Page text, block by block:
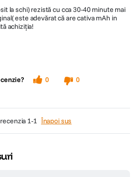
la schi) rezistă cu cca 30-40 minute mai
este adevărat că are cativa mAh in
achiziția!
0
0
recenzia 1-1 Înapoi sus